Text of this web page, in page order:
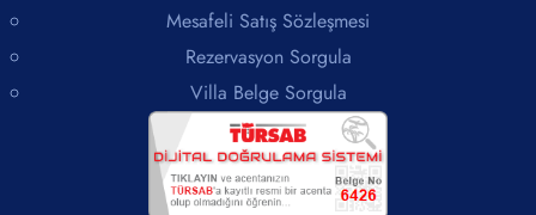
Mesafeli Satış Sözleşmesi
Rezervasyon Sorgula
Villa Belge Sorgula